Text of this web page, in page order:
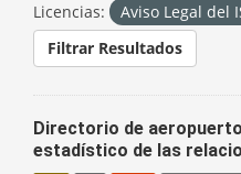
Licencias:
Aviso Legal del
Filtrar Resultados
Directorio de
estadístico de las